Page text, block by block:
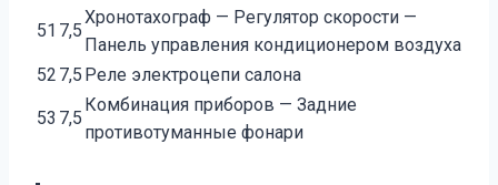
51 7,5
Хронотахограф — Регулятор скорости —
Панель управления кондиционером воздуха
52 7,5 Реле электроцепи салона
53 7,5
Комбинация приборов — Задние
противотуманные фонари